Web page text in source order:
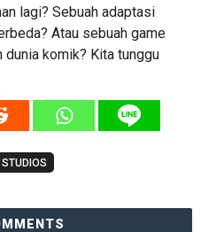
lagi? Sebuah adaptasi
Atau sebuah game
komik? Kita tunggu